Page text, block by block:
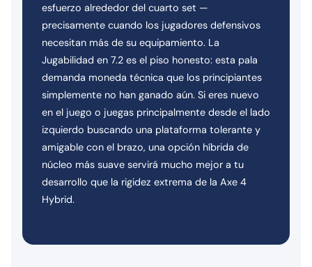
esfuerzo alrededor del cuarto set —
precisamente cuando los jugadores defensivos
necesitan más de su equipamiento. La
Jugabilidad en 7.2 es el piso honesto: esta pala
demanda moneda técnica que los principiantes
simplemente no han ganado aún. Si eres nuevo
en el juego o juegas principalmente desde el lado
izquierdo buscando una plataforma tolerante y
amigable con el brazo, una opción híbrida de
núcleo más suave servirá mucho mejor a tu
desarrollo que la rigidez extrema de la Axe 4
Hybrid.